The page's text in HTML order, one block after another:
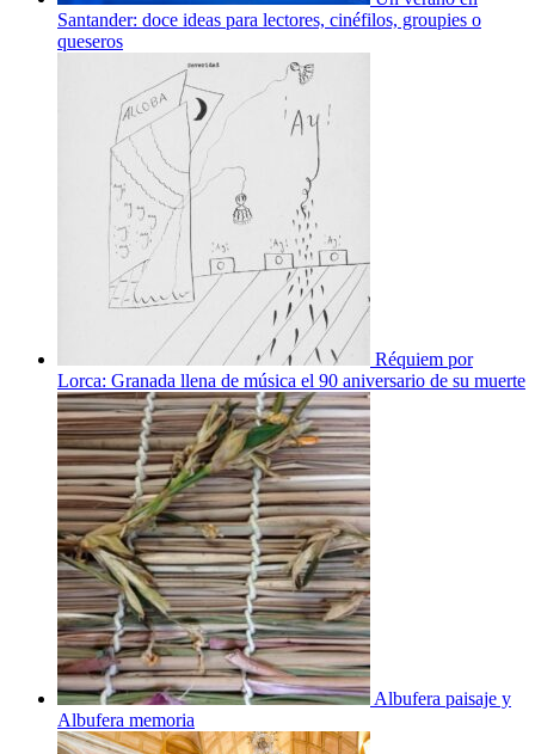
Santander: doce ideas para lectores, cinéfilos, groupies o
queseros
Réquiem por
Lorca: Granada llena de música el 90 aniversario de su muerte
Albufera paisaje y
Albufera memoria